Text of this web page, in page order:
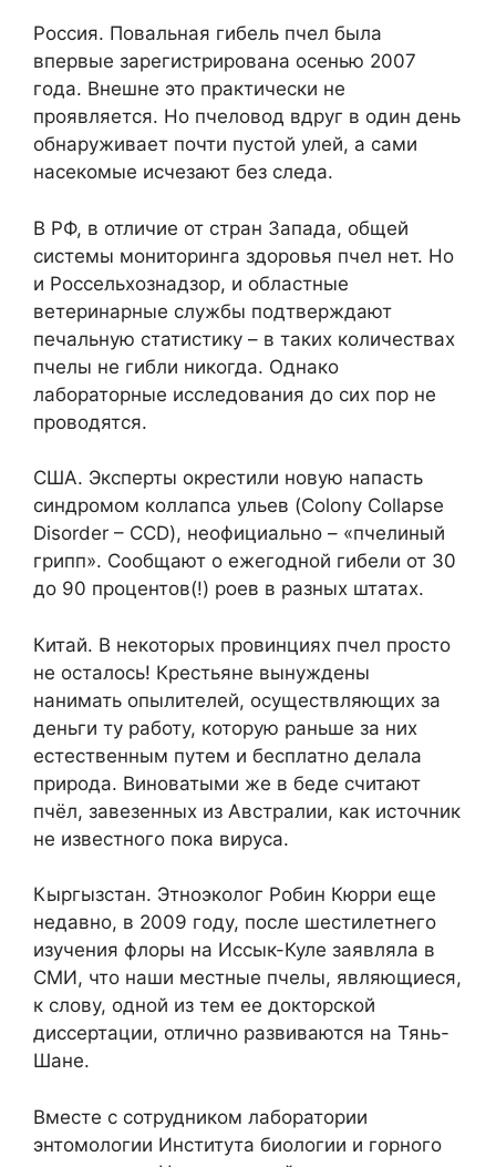
Россия. Повальная гибель пчел была
впервые зарегистрирована осенью 2007
года. Внешне это практически не
проявляется. Но пчеловод вдруг в один день
обнаруживает почти пустой улей, а сами
насекомые исчезают без следа.
В РФ, в отличие от стран Запада, общей
системы мониторинга здоровья пчел нет. Но
и Россельхознадзор, и областные
ветеринарные службы подтверждают
печальную статистику – в таких количествах
пчелы не гибли никогда. Однако
лабораторные исследования до сих пор не
проводятся.
США. Эксперты окрестили новую напасть
синдромом коллапса ульев (Colony Collapse
Disorder – CCD), неофициально – «пчелиный
грипп». Сообщают о ежегодной гибели от 30
до 90 процентов(!) роев в разных штатах.
Китай. В некоторых провинциях пчел просто
не осталось! Крестьяне вынуждены
нанимать опылителей, осуществляющих за
деньги ту работу, которую раньше за них
естественным путем и бесплатно делала
природа. Виноватыми же в беде считают
пчёл, завезенных из Австралии, как источник
не известного пока вируса.
Кыргызстан. Этноэколог Робин Кюрри еще
недавно, в 2009 году, после шестилетнего
изучения флоры на Иссык-Куле заявляла в
СМИ, что наши местные пчелы, являющиеся,
к слову, одной из тем ее докторской
диссертации, отлично развиваются на Тянь-
Шане.
Вместе с сотрудником лаборатории
энтомологии Института биологии и горного